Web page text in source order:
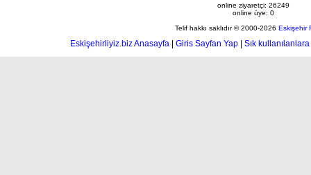
online ziyaretçi: 26249
online üye: 0
Telif hakkı saklıdır © 2000-2026 Eskişehir
Eskişehirliyiz.biz Anasayfa| Giris Sayfan Yap| Sık